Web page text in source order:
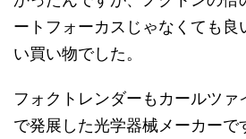
ートフォーカスじゃなくても良
い買い物でした。
フォクトレンダーもカールツァ
で発展した光学器械メーカーで